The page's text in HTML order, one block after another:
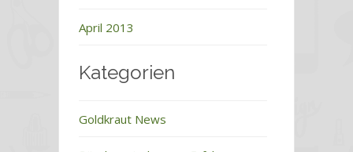
April 2013
Kategorien
Goldkraut News